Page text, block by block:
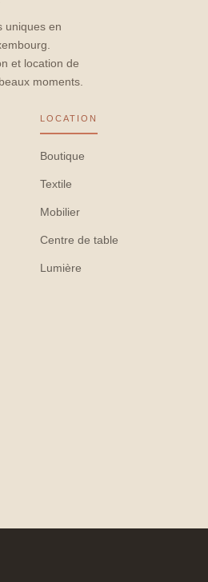
uniques en
et location de
moments.
LOCATION
Boutique
Textile
Mobilier
Centre de table
Lumière